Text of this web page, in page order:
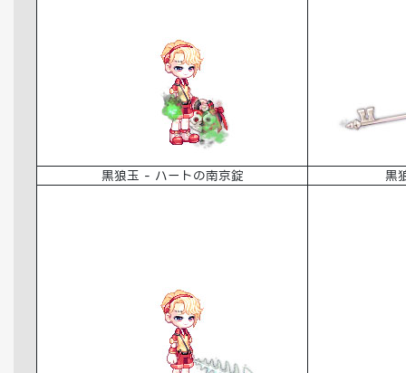
黒狼玉 - ハートの南京錠 黒